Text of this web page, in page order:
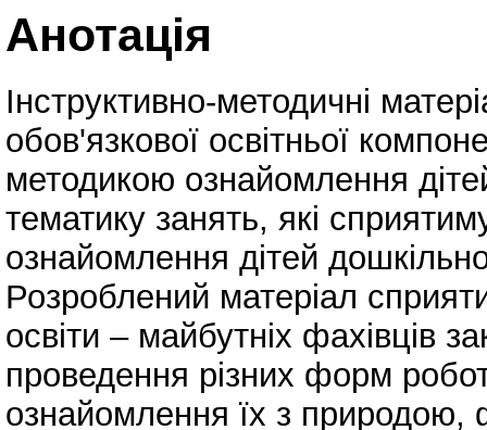
Анотація
Інструктивно-методичні
обов'язкової освітньої
методикою ознайомлення
тематику занять, які
ознайомлення дітей
Розроблений матеріал
освіти – майбутніх фахівців
проведення різних форм
ознайомлення їх з природою,